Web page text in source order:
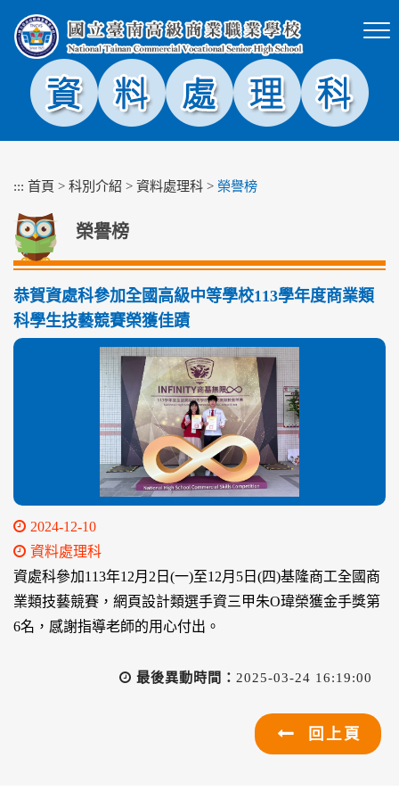
塊
::: 首頁 > 科別介紹 > 資料處理科 > 榮譽榜
榮譽榜
恭賀資處科參加全國高級中等學校113學年度商業類
科學生技藝競賽榮獲佳蹟
2024-12-10
資料處理科
資處科參加113年12月2日(一)至12月5日(四)基隆商工全國商
業類技藝競賽，網頁設計類選手資三甲朱O瑋榮獲金手獎第
6名，感謝指導老師的用心付出。
最後異動時間： 2025-03-24 16:19:00
回上頁